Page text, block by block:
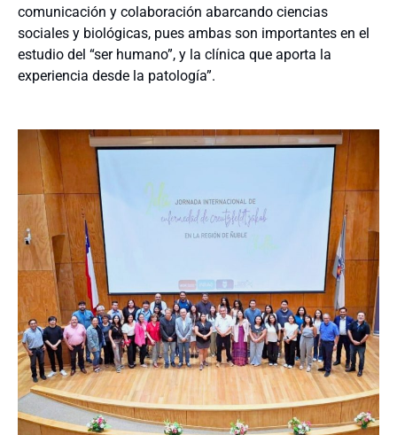
comunicación y colaboración abarcando ciencias
sociales y biológicas, pues ambas son importantes en el
estudio del “ser humano”, y la clínica que aporta la
experiencia desde la patología”.